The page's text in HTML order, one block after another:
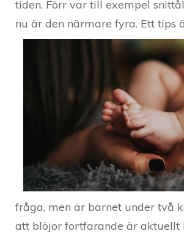
tiden. Förr var till exempel
nu är den närmare fyra. Ett tips
fråga, men är barnet under två
att blöjor fortfarande är aktuellt